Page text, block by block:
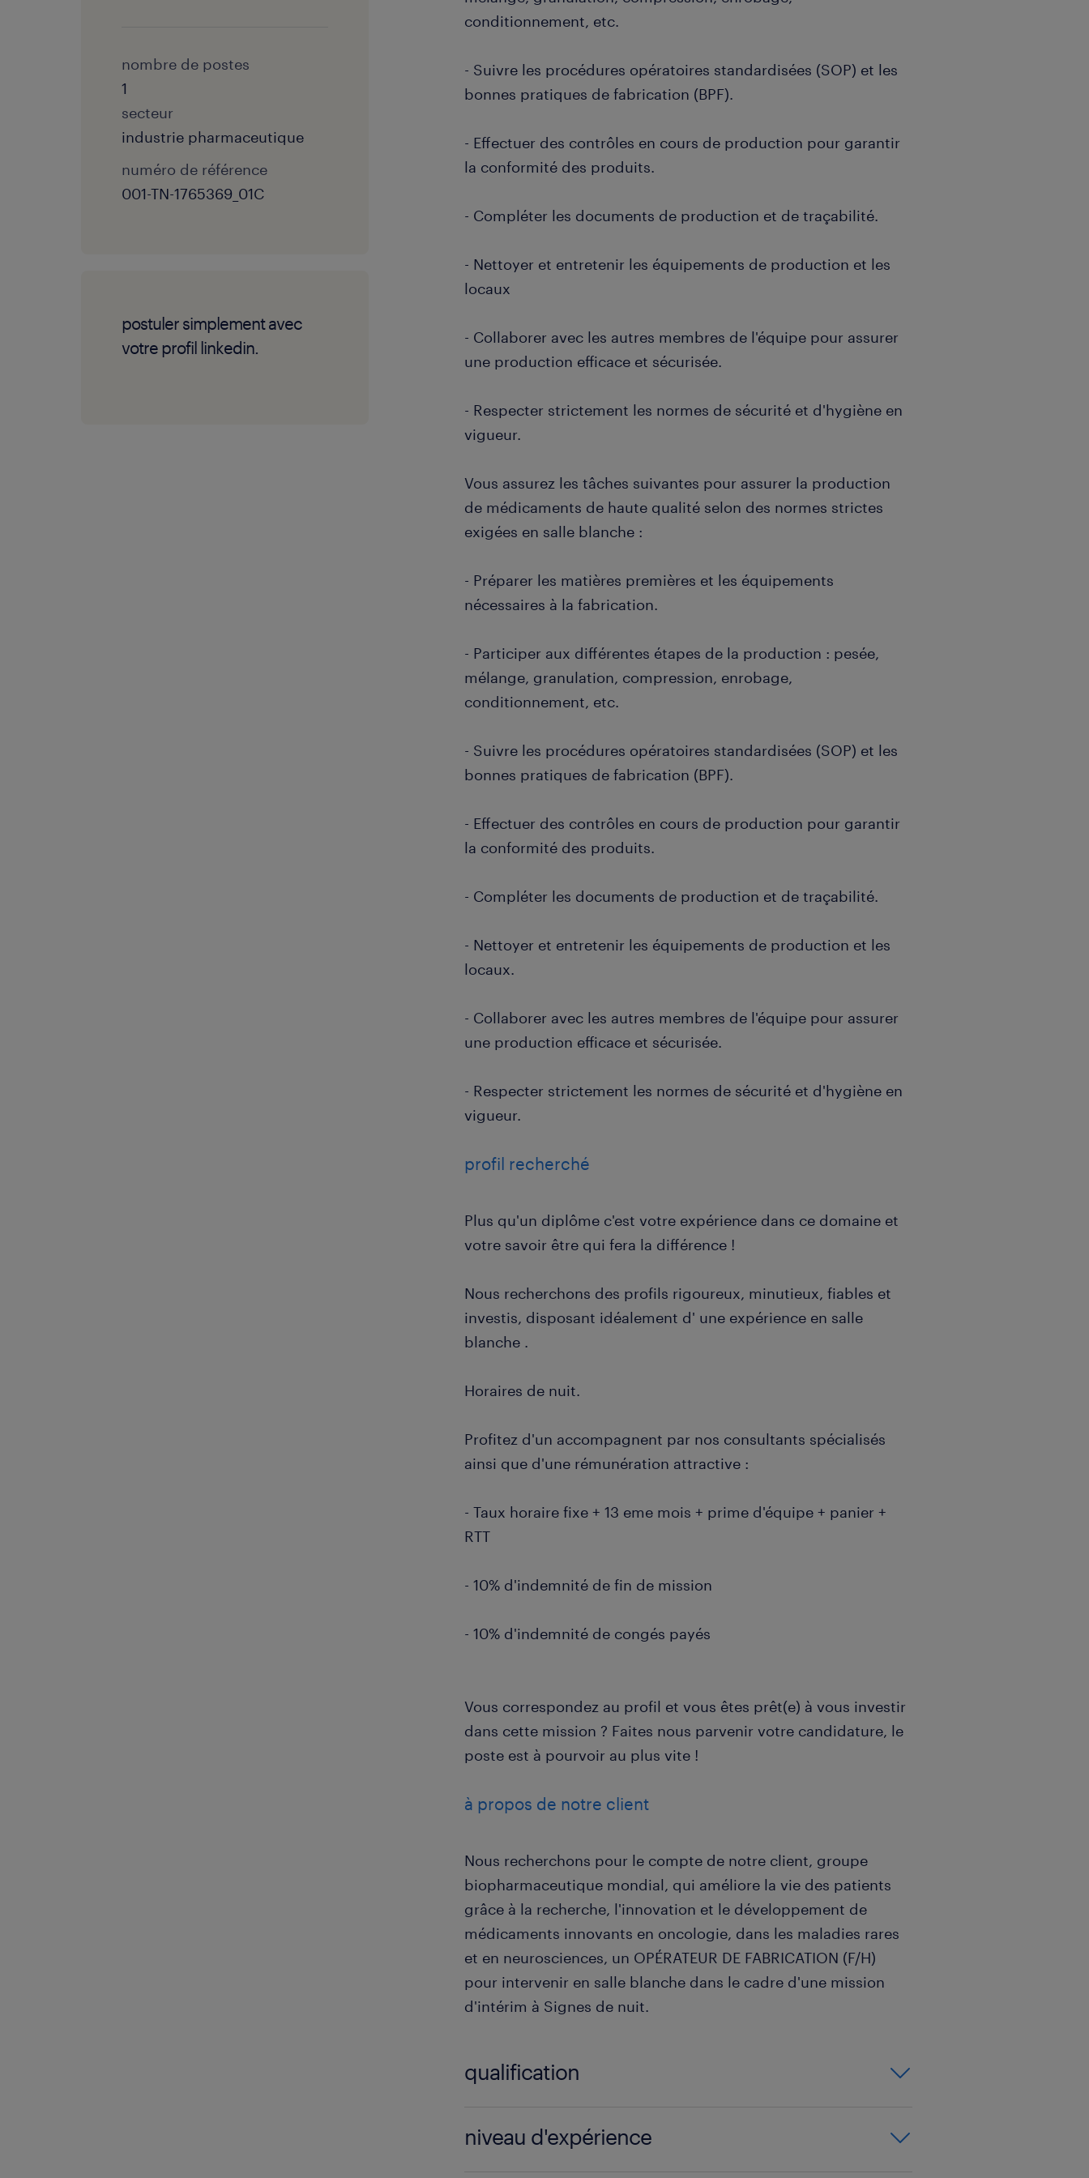
nombre de postes
1
secteur
industrie pharmaceutique
numéro de référence
001-TN-1765369_01C
postuler simplement avec
votre profil linkedin.
conditionnement, etc.
- Suivre les procédures opératoires standardisées (SOP) et les
bonnes pratiques de fabrication (BPF).
- Effectuer des contrôles en cours de production pour garantir
la conformité des produits.
- Compléter les documents de production et de traçabilité.
- Nettoyer et entretenir les équipements de production et les
locaux
- Collaborer avec les autres membres de l'équipe pour assurer
une production efficace et sécurisée.
- Respecter strictement les normes de sécurité et d'hygiène en
vigueur.
Vous assurez les tâches suivantes pour assurer la production
de médicaments de haute qualité selon des normes strictes
exigées en salle blanche :
- Préparer les matières premières et les équipements
nécessaires à la fabrication.
- Participer aux différentes étapes de la production : pesée,
mélange, granulation, compression, enrobage,
conditionnement, etc.
- Suivre les procédures opératoires standardisées (SOP) et les
bonnes pratiques de fabrication (BPF).
- Effectuer des contrôles en cours de production pour garantir
la conformité des produits.
- Compléter les documents de production et de traçabilité.
- Nettoyer et entretenir les équipements de production et les
locaux.
- Collaborer avec les autres membres de l'équipe pour assurer
une production efficace et sécurisée.
- Respecter strictement les normes de sécurité et d'hygiène en
vigueur.
profil recherché
Plus qu'un diplôme c'est votre expérience dans ce domaine et
votre savoir être qui fera la différence !
Nous recherchons des profils rigoureux, minutieux, fiables et
investis, disposant idéalement d' une expérience en salle
blanche .
Horaires de nuit.
Profitez d'un accompagnent par nos consultants spécialisés
ainsi que d'une rémunération attractive :
- Taux horaire fixe + 13 eme mois + prime d'équipe + panier +
RTT
- 10% d'indemnité de fin de mission
- 10% d'indemnité de congés payés
Vous correspondez au profil et vous êtes prêt(e) à vous investir
dans cette mission ? Faites nous parvenir votre candidature, le
poste est à pourvoir au plus vite !
à propos de notre client
Nous recherchons pour le compte de notre client, groupe
biopharmaceutique mondial, qui améliore la vie des patients
grâce à la recherche, l'innovation et le développement de
médicaments innovants en oncologie, dans les maladies rares
et en neurosciences, un OPÉRATEUR DE FABRICATION (F/H)
pour intervenir en salle blanche dans le cadre d'une mission
d'intérim à Signes de nuit.
qualification
niveau d'expérience